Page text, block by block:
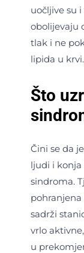
uočljive su
obolijevaju
tlak i ne
lipida u krvi.
Što
Čini se da
ljudi i
sindroma.
sadrži
vrlo
u